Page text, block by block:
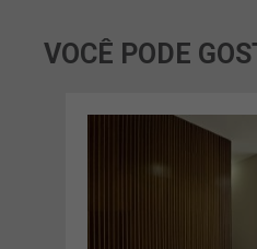
VOCÊ PODE